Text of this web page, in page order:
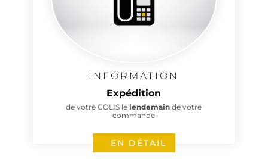
INFORMATION
Expédition
de votre COLIS lelendemainde votre
commande
EN DÉTAIL